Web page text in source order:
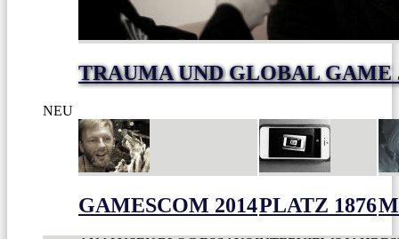
TRAUMA UND GLOBAL GAME
NEU
GAMESCOM 2014PLATZ 1876